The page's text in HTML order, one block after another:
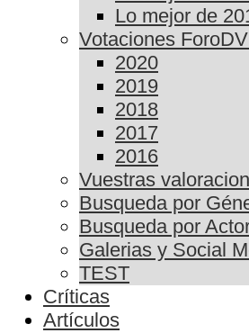
Lo mejor de
Votaciones
2020
2019
2018
2017
2016
Vuestras
Busqueda por
Busqueda por
Galerias y Social
TEST
Críticas
Artículos